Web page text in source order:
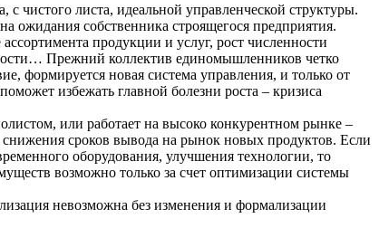
чистого листа, идеальной управленческой структуры.
ожидания собственника строящегося предприятия.
продукции и услуг, рост численности
Прежний коллектив единомышленников четко
формируется новая система управления, и только от
избежать главной болезни роста – кризиса
или работает на высоко конкурентном рынке –
снижения сроков вывода на рынок новых продуктов. Если
оборудования, улучшения технологии, то
возможно только за счет оптимизации системы
невозможна без изменения и формализации